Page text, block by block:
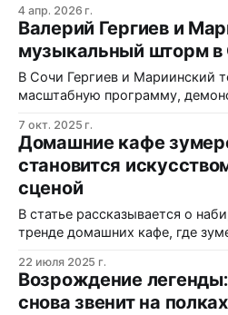
сбоями. За 800 рублей
эффектные инсталляции без
приложение только усугубляет
смысл такого проекта?
4 апр. 2026 г.
Валерий Гергиев и
музыкальный шторм в
В Сочи Гергиев и Мариинский
масштабную программу,
мастерства.
7 окт. 2025 г.
Домашние кафе
становится
сценой
В статье рассказывается о
тренде домашних кафе, где
способ самовыражения.
22 июля 2025 г.
Возрождение
снова звенит на полках